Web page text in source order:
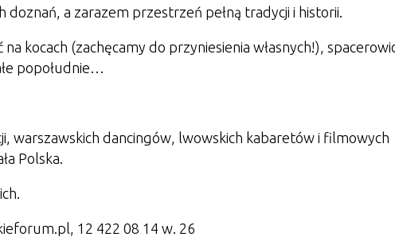
a zarazem przestrzeń pełną tradycji i historii.
kocach (zachęcamy do przyniesienia własnych!),
popołudnie…
warszawskich dancingów, lwowskich kabaretów i filmowych
Polska.
12 422 08 14 w. 26